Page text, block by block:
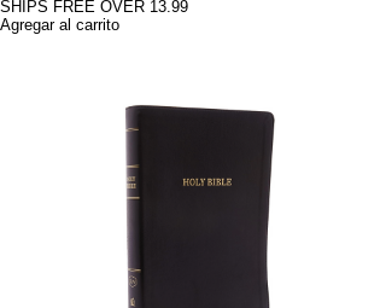
SHIPS FREE OVER 13.99
Agregar al carrito